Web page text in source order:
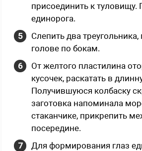
присоединить к туловищу.
единорога.
Слепить два
голове по бокам.
От желтого пластилина
кусочек, раскатать в
Получившуюся колбаску
заготовка напоминала
стаканчике, прикрепить
посередине.
Для формирования глаз